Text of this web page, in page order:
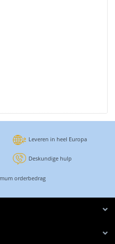
Leveren in heel Europa
Deskundige hulp
orderbedrag